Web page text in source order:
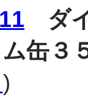
ダ
ム缶３
)